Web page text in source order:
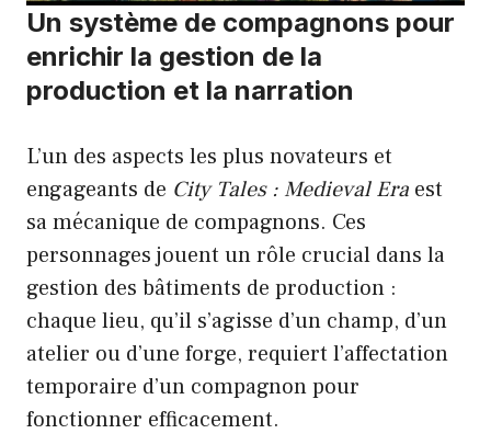
Un système de compagnons pour
enrichir la gestion de la
production et la narration
L’un des aspects les plus novateurs et
engageants de City Tales : Medieval Era est
sa mécanique de compagnons. Ces
personnages jouent un rôle crucial dans la
gestion des bâtiments de production :
chaque lieu, qu’il s’agisse d’un champ, d’un
atelier ou d’une forge, requiert l’affectation
temporaire d’un compagnon pour
fonctionner efficacement.